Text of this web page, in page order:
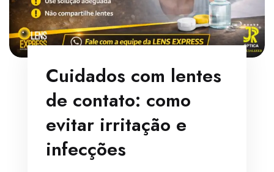
Cuidados com lentes
de contato: como
evitar irritação e
infecções